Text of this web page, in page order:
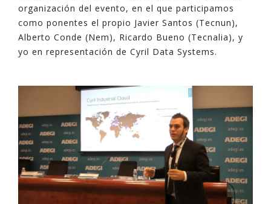
organización del evento, en el que participamos
como ponentes el propio Javier Santos (Tecnun),
Alberto Conde (Nem), Ricardo Bueno (Tecnalia), y
yo en representación de Cyril Data Systems.